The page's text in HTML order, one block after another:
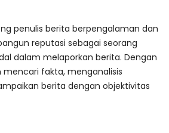
penulis berita berpengalaman dan
reputasi sebagai seorang
dalam melaporkan berita. Dengan
fakta, menganalisis
berita dengan objektivitas